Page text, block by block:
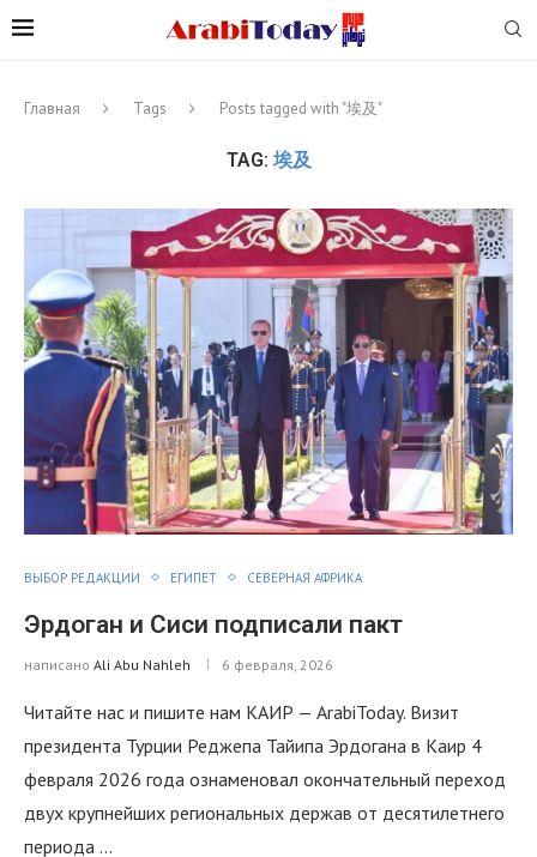
Главная Tags Posts tagged with "埃及"
TAG: 埃及
ВЫБОР РЕДАКЦИИ ЕГИПЕТ СЕВЕРНАЯ АФРИКА
Эрдоган и Сиси подписали пакт
написано Ali Abu Nahleh 6 февраля, 2026
Читайте нас и пишите нам КАИР — ArabiToday. Визит
президента Турции Реджепа Тайипа Эрдогана в Каир 4
февраля 2026 года ознаменовал окончательный переход
двух крупнейших региональных держав от десятилетнего
периода …